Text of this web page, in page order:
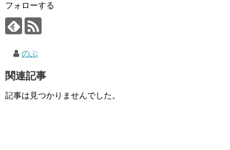
フォローする
のぶ
関連記事
記事は見つかりませんでした。